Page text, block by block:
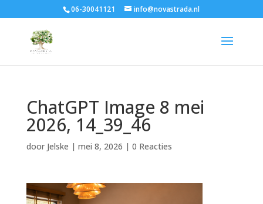
06-30041121 info@novastrada.nl
ChatGPT Image 8 mei
2026, 14_39_46
door Jelske | mei 8, 2026 | 0 Reacties